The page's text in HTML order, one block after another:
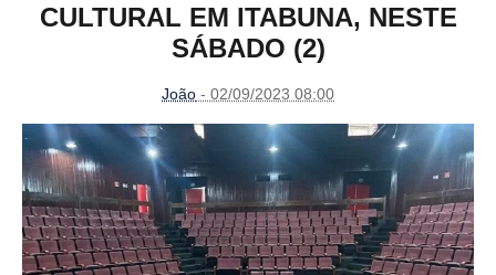
CULTURAL EM ITABUNA, NESTE
SÁBADO (2)
João - 02/09/2023 08:00